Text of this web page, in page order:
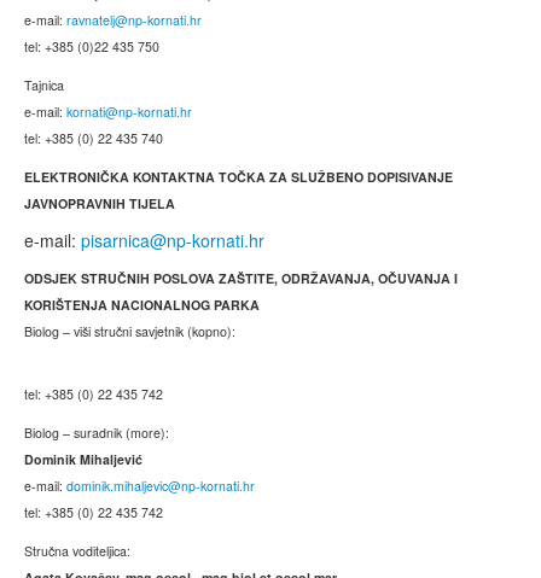
e-mail: ravnatelj@np-kornati.hr
tel: +385 (0)22 435 750
Tajnica
e-mail: kornati@np-kornati.hr
tel: +385 (0) 22 435 740
ELEKTRONIČKA KONTAKTNA TOČKA ZA SLUŽBENO DOPISIVANJE
JAVNOPRAVNIH TIJELA
e-mail: pisarnica@np-kornati.hr
ODSJEK STRUČNIH POSLOVA ZAŠTITE, ODRŽAVANJA, OČUVANJA I
KORIŠTENJA NACIONALNOG PARKA
Biolog – viši stručni savjetnik (kopno):
tel: +385 (0) 22 435 742
Biolog – suradnik (more):
Dominik Mihaljević
e-mail: dominik.mihaljevic@np-kornati.hr
tel: +385 (0) 22 435 742
Stručna voditeljica: